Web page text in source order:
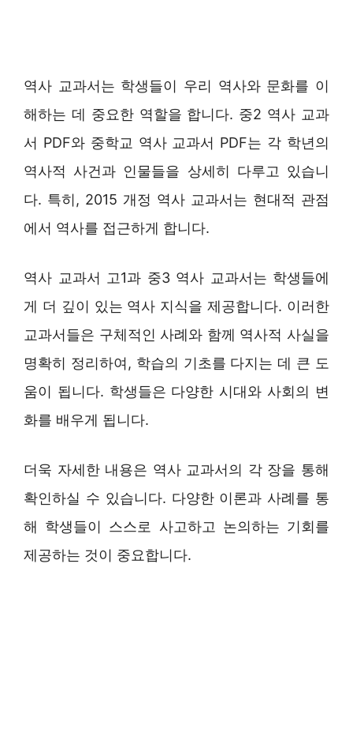
역사 교과서는 학생들이 우리 역사와 문화를 이
해하는 데 중요한 역할을 합니다. 중2 역사 교과
서 PDF와 중학교 역사 교과서 PDF는 각 학년의
역사적 사건과 인물들을 상세히 다루고 있습니
다. 특히, 2015 개정 역사 교과서는 현대적 관점
에서 역사를 접근하게 합니다.
역사 교과서 고1과 중3 역사 교과서는 학생들에
게 더 깊이 있는 역사 지식을 제공합니다. 이러한
교과서들은 구체적인 사례와 함께 역사적 사실을
명확히 정리하여, 학습의 기초를 다지는 데 큰 도
움이 됩니다. 학생들은 다양한 시대와 사회의 변
화를 배우게 됩니다.
더욱 자세한 내용은 역사 교과서의 각 장을 통해
확인하실 수 있습니다. 다양한 이론과 사례를 통
해 학생들이 스스로 사고하고 논의하는 기회를
제공하는 것이 중요합니다.